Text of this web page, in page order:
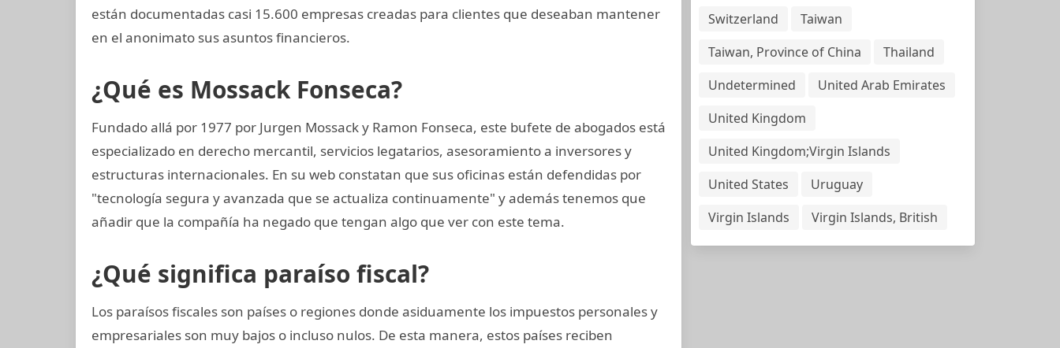
están documentadas casi 15.600 empresas creadas para clientes que deseaban mantener
en el anonimato sus asuntos financieros.
¿Qué es Mossack Fonseca?
Fundado allá por 1977 por Jurgen Mossack y Ramon Fonseca, este bufete de abogados está
especializado en derecho mercantil, servicios legatarios, asesoramiento a inversores y
estructuras internacionales. En su web constatan que sus oficinas están defendidas por
"tecnología segura y avanzada que se actualiza continuamente" y además tenemos que
añadir que la compañía ha negado que tengan algo que ver con este tema.
¿Qué significa paraíso fiscal?
Los paraísos fiscales son países o regiones donde asiduamente los impuestos personales y
empresariales son muy bajos o incluso nulos. De esta manera, estos países reciben
Switzerland
Taiwan
Taiwan, Province of China
Thailand
Undetermined
United Arab Emirates
United Kingdom
United Kingdom;Virgin Islands
United States
Uruguay
Virgin Islands
Virgin Islands, British